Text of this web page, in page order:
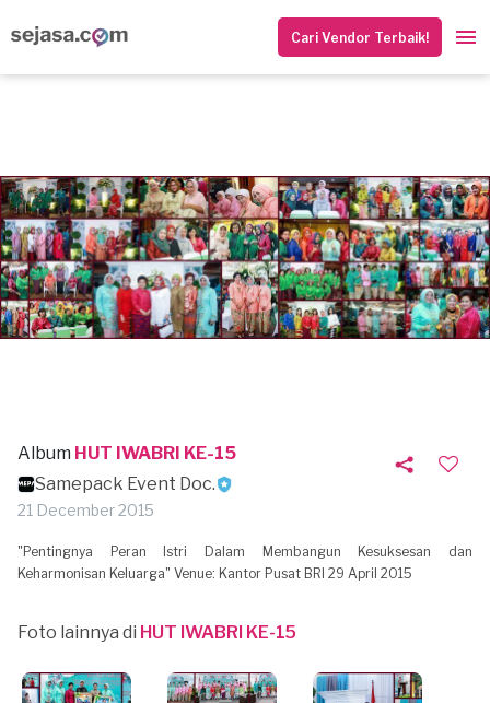
Cari Vendor Terbaik!
Album HUT IWABRI KE-15
Samepack Event Doc.
21 December 2015
"Pentingnya Peran Istri Dalam Membangun Kesuksesan dan
Keharmonisan Keluarga" Venue: Kantor Pusat BRI 29 April 2015
Foto lainnya di HUT IWABRI KE-15